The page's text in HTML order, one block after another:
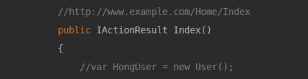
//http://www.example.com/Home/Index
public IActionResult Index( )
        {
//var HongUser = new User();